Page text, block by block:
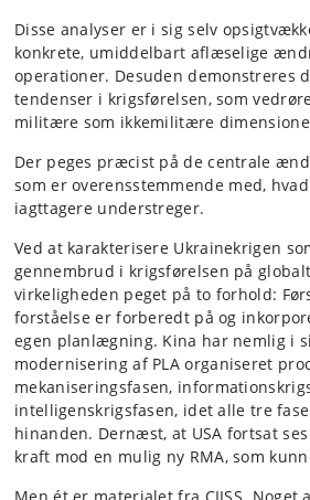
Disse analyser er i sig selv
konkrete, umiddelbart aflæselige
operationer. Desuden demonstreres
tendenser i krigsførelsen, som
militære som ikkemilitære
Der peges præcist på de centrale
som er overensstemmende med,
iagttagere understreger.
Ved at karakterisere Ukrainekrigen
gennembrud i krigsførelsen på
virkeligheden peget på to forhold:
forståelse er forberedt på og
egen planlægning. Kina har nemlig i
modernisering af PLA organiseret
mekaniseringsfasen,
intelligenskrigsfasen, idet alle tre
hinanden. Dernæst, at USA fortsat
kraft mod en mulig ny RMA, som